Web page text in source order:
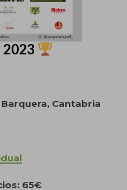
Cantabria
65€